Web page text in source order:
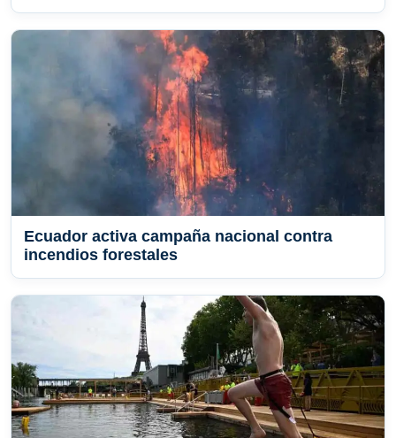
Ecuador activa campaña nacional contra
incendios forestales